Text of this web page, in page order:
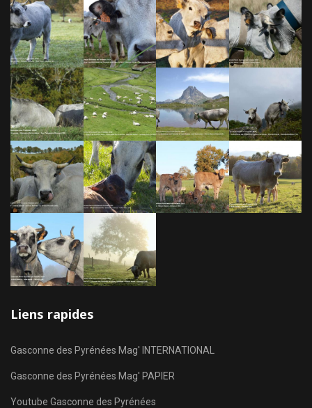
Liens rapides
Gasconne des Pyrénées Mag' INTERNATIONAL
Gasconne des Pyrénées Mag' PAPIER
Youtube Gasconne des Pyrénées